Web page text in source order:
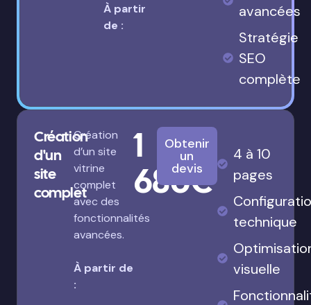
À partir
de :
avancées
Stratégie
SEO
complète
Création
d'un
site
complet
Création
d’un site
vitrine
complet
avec des
fonctionnalités
avancées.
À partir de
:
1
680€
Obtenir
un
devis
4 à 10
pages
technique
visuelle